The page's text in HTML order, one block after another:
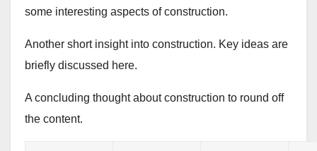
some interesting aspects of construction.
Another short insight into construction. Key ideas are
briefly discussed here.
A concluding thought about construction to round off
the content.